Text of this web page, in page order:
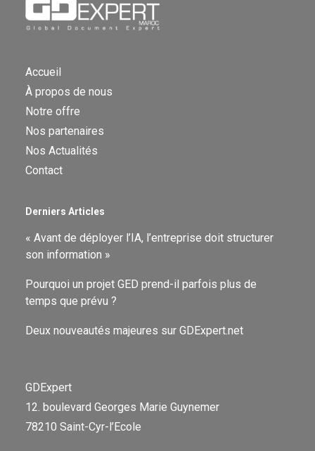
Accueil
À propos de nous
Notre offre
Nos partenaires
Nos Actualités
Contact
Derniers Articles
« Avant de déployer l’IA, l’entreprise doit structurer
son information »
Pourquoi un projet GED prend-il parfois plus de
temps que prévu ?
Deux nouveautés majeures sur GDExpert.net
GDExpert
12. boulevard Georges Marie Guynemer
78210 Saint-Cyr-l’Ecole